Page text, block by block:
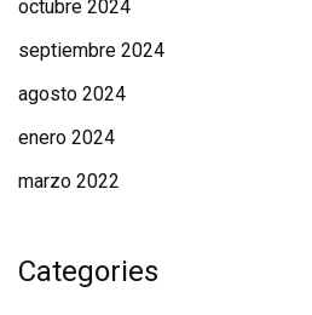
octubre 2024
septiembre 2024
agosto 2024
enero 2024
marzo 2022
Categories